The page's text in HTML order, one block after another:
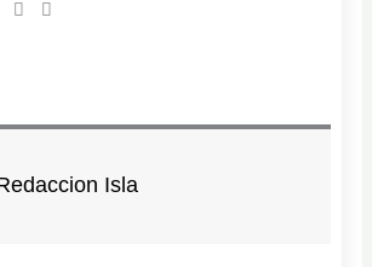
Isla